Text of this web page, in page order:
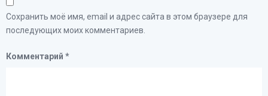
Сохранить моё имя, email и адрес сайта в этом браузере для
последующих моих комментариев.
Комментарий *